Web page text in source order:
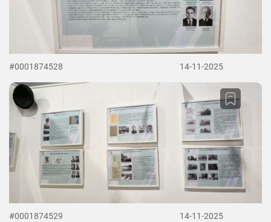
#0001874528 14-11-2025
#0001874529 14-11-2025